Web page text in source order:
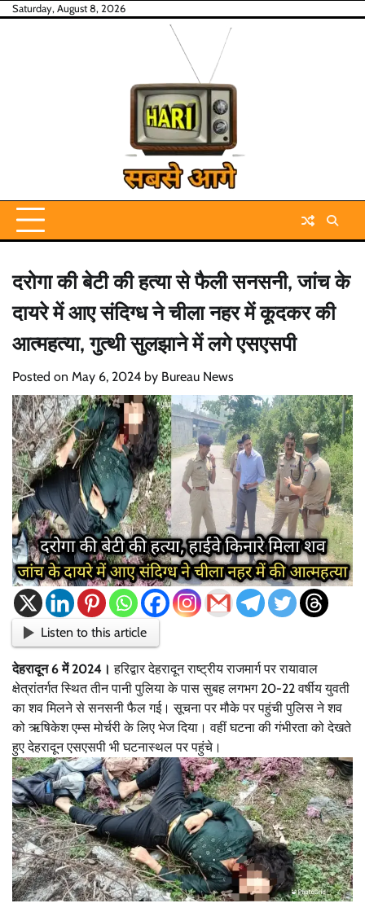
SkipSaturday, August 8, 2026
दरोगा की बेटी की हत्या से फैली सनसनी, जांच के
दायरे में आए संदिग्ध ने चीला नहर में कूदकर की
आत्महत्या, गुत्थी सुलझाने में लगे एसएसपी
Posted on May 6, 2024 by Bureau News
Listen to this article
देहरादून 6 में 2024। हरिद्वार देहरादून राष्ट्रीय राजमार्ग पर रायावाल
क्षेत्रांतर्गत स्थित तीन पानी पुलिया के पास सुबह लगभग 20-22 वर्षीय युवती
का शव मिलने से सनसनी फैल गई। सूचना पर मौके पर पहुंची पुलिस ने शव
को ऋषिकेश एम्स मोर्चरी के लिए भेज दिया। वहीं घटना की गंभीरता को देखते
हुए देहरादून एसएसपी भी घटनास्थल पर पहुंचे।